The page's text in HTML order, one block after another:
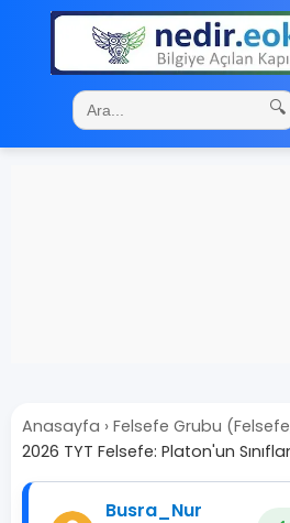
🔍
Anasayfa › Felsefe Grubu
2026 TYT Felsefe: Platon'un
Busra_Nur